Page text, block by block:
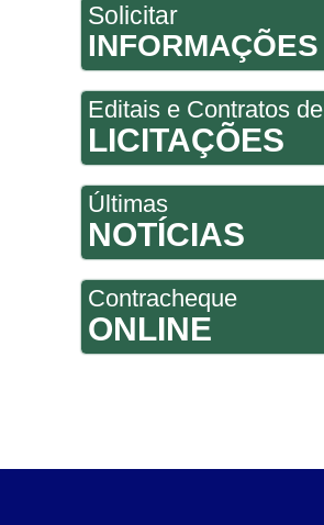
Solicitar
INFORMAÇÕES
Editais e Contratos de
LICITAÇÕES
Últimas
NOTÍCIAS
Contracheque
ONLINE